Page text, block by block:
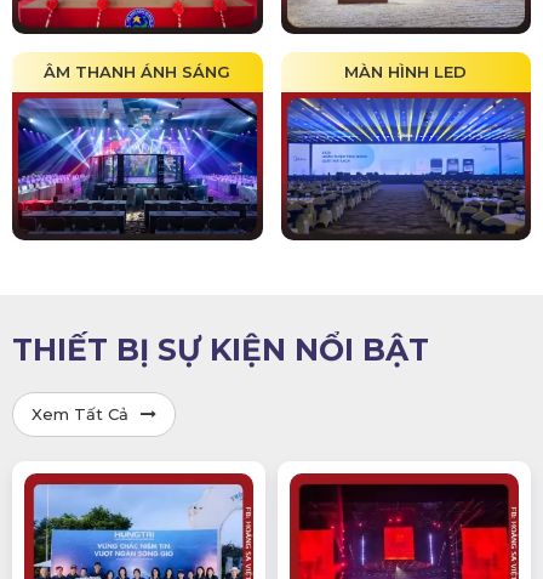
ÂM THANH ÁNH SÁNG MÀN HÌNH LED
THIẾT BỊ SỰ KIỆN NỔI BẬT
Xem Tất Cả